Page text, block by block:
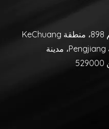
الطابق الثاني عشر، المبنى 2، رقم 898، منطقة KeChuang
التقنية، شارع Jiangmen، منطقة Pengjiang، مدينة